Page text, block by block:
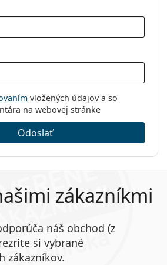
vložených údajov a so
na webovej stránke
Odoslať
zákazníkmi
náš obchod (z
si vybrané
zákazníkov.